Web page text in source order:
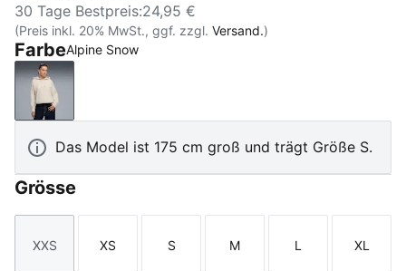
30 Tage Bestpreis:24,95 €
(Preis inkl. 20% MwSt., ggf. zzgl. Versand.)
FarbeAlpine Snow
Alpine Snow
Das Model ist 175 cm groß und trägt Größe S.
Grösse
Größe
XXS
Größe
XS
Größe
S
Größe
M
Größe
L
Größe
XL